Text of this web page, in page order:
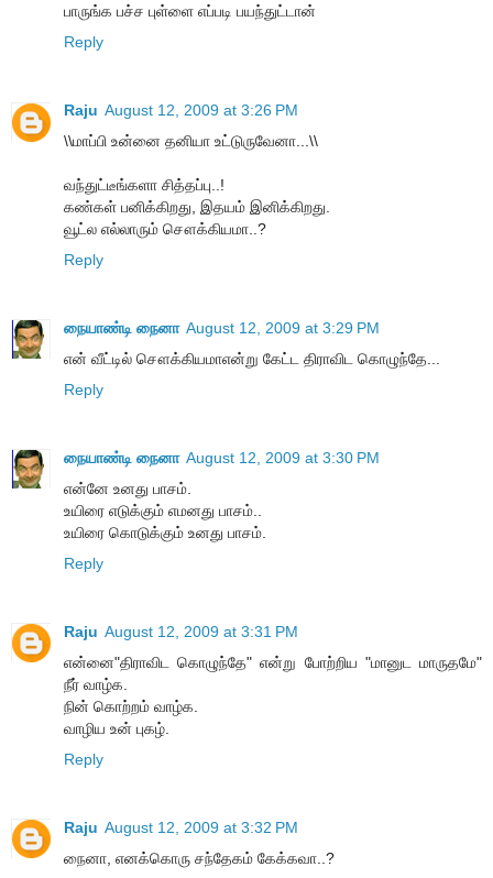
பாருங்க பச்ச புள்ளை எப்படி பயந்துட்டான்
Reply
Raju August 12, 2009 at 3:26 PM
\\மாப்பி உன்னை தனியா உட்டுருவேனா...\\
வந்துட்டீங்களா சித்தப்பு..!
கண்கள் பனிக்கிறது, இதயம் இனிக்கிறது.
வூட்ல எல்லாரும் சௌக்கியமா..?
Reply
நையாண்டி நைனா August 12, 2009 at 3:29 PM
என் வீட்டில் சௌக்கியமாஎன்று கேட்ட திராவிட கொழுந்தே...
Reply
நையாண்டி நைனா August 12, 2009 at 3:30 PM
என்னே உனது பாசம்.
உயிரை எடுக்கும் எமனது பாசம்..
உயிரை கொடுக்கும் உனது பாசம்.
Reply
Raju August 12, 2009 at 3:31 PM
என்னை"திராவிட கொழுந்தே" என்று போற்றிய "மானுட மாருதமே"
நீர் வாழ்க.
நின் கொற்றம் வாழ்க.
வாழிய உன் புகழ்.
Reply
Raju August 12, 2009 at 3:32 PM
நைனா, எனக்கொரு சந்தேகம் கேக்கவா..?